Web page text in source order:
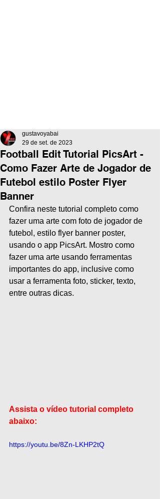
Football Edit Tutorial PicsArt -
Como Fazer Arte de Jogador de
Futebol estilo Poster Flyer
Banner
gustavoyabai
29 de set. de 2023
Confira neste tutorial completo como
fazer uma arte com foto de jogador de
futebol, estilo flyer banner poster,
usando o app PicsArt. Mostro como
fazer uma arte usando ferramentas
importantes do app, inclusive como
usar a ferramenta foto, sticker, texto,
entre outras dicas.
Assista o vídeo tutorial completo
abaixo:
https://youtu.be/8Zn-LKHP2tQ